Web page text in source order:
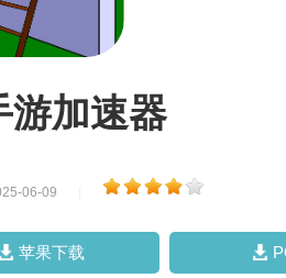
游加速器
06-09
苹果下载